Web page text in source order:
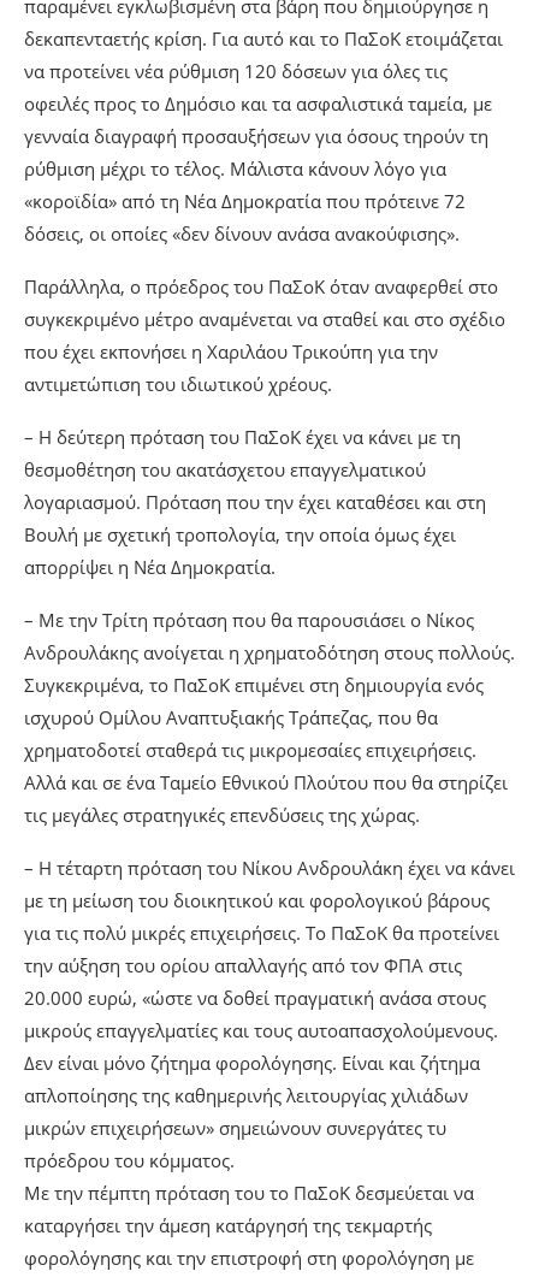
παραμένει εγκλωβισμένη στα βάρη που δημιούργησε η
δεκαπενταετής κρίση. Για αυτό και το ΠαΣοΚ ετοιμάζεται
να προτείνει νέα ρύθμιση 120 δόσεων για όλες τις
οφειλές προς το Δημόσιο και τα ασφαλιστικά ταμεία, με
γενναία διαγραφή προσαυξήσεων για όσους τηρούν τη
ρύθμιση μέχρι το τέλος. Μάλιστα κάνουν λόγο για
«κοροϊδία» από τη Νέα Δημοκρατία που πρότεινε 72
δόσεις, οι οποίες «δεν δίνουν ανάσα ανακούφισης».
Παράλληλα, ο πρόεδρος του ΠαΣοΚ όταν αναφερθεί στο
συγκεκριμένο μέτρο αναμένεται να σταθεί και στο σχέδιο
που έχει εκπονήσει η Χαριλάου Τρικούπη για την
αντιμετώπιση του ιδιωτικού χρέους.
– Η δεύτερη πρόταση του ΠαΣοΚ έχει να κάνει με τη
θεσμοθέτηση του ακατάσχετου επαγγελματικού
λογαριασμού. Πρόταση που την έχει καταθέσει και στη
Βουλή με σχετική τροπολογία, την οποία όμως έχει
απορρίψει η Νέα Δημοκρατία.
– Με την Τρίτη πρόταση που θα παρουσιάσει ο Νίκος
Ανδρουλάκης ανοίγεται η χρηματοδότηση στους πολλούς.
Συγκεκριμένα, το ΠαΣοΚ επιμένει στη δημιουργία ενός
ισχυρού Ομίλου Αναπτυξιακής Τράπεζας, που θα
χρηματοδοτεί σταθερά τις μικρομεσαίες επιχειρήσεις.
Αλλά και σε ένα Ταμείο Εθνικού Πλούτου που θα στηρίζει
τις μεγάλες στρατηγικές επενδύσεις της χώρας.
– Η τέταρτη πρόταση του Νίκου Ανδρουλάκη έχει να κάνει
με τη μείωση του διοικητικού και φορολογικού βάρους
για τις πολύ μικρές επιχειρήσεις. Το ΠαΣοΚ θα προτείνει
την αύξηση του ορίου απαλλαγής από τον ΦΠΑ στις
20.000 ευρώ, «ώστε να δοθεί πραγματική ανάσα στους
μικρούς επαγγελματίες και τους αυτοαπασχολούμενους.
Δεν είναι μόνο ζήτημα φορολόγησης. Είναι και ζήτημα
απλοποίησης της καθημερινής λειτουργίας χιλιάδων
μικρών επιχειρήσεων» σημειώνουν συνεργάτες τυ
πρόεδρου του κόμματος.
Με την πέμπτη πρόταση του το ΠαΣοΚ δεσμεύεται να
καταργήσει την άμεση κατάργησή της τεκμαρτής
φορολόγησης και την επιστροφή στη φορολόγηση με